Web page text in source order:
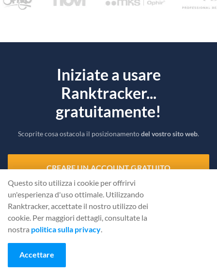
Iniziate a usare
Ranktracker...
gratuitamente!
Scoprite cosa ostacola il posizionamentodel vostro sito web.
CREARE UN ACCOUNT GRATUITO
Oppure accedicon le tue credenziali
Questo sito utilizza i cookie per offrirvi
un'esperienza d'uso ottimale. Utilizzando
Ranktracker, accettate il nostro utilizzo dei
cookie. Per maggiori dettagli, consultate la
nostra politica sulla privacy.
Accettare